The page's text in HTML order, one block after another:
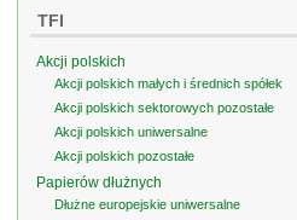
TFI
Akcji polskich
Akcji polskich małych i średnich spółek
Akcji polskich sektorowych pozostałe
Akcji polskich uniwersalne
Akcji polskich pozostałe
Papierów dłużnych
Dłużne europejskie uniwersalne